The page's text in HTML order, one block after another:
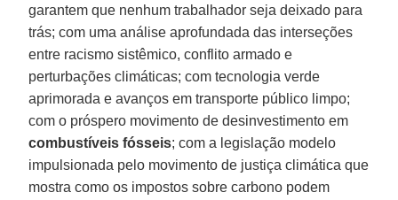
garantem que nenhum trabalhador seja deixado para
trás; com uma análise aprofundada das interseções
entre racismo sistêmico, conflito armado e
perturbações climáticas; com tecnologia verde
aprimorada e avanços em transporte público limpo;
com o próspero movimento de desinvestimento em
combustíveis fósseis; com a legislação modelo
impulsionada pelo movimento de justiça climática que
mostra como os impostos sobre carbono podem